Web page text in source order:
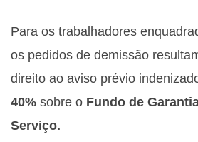
Para os trabalhadores
os pedidos de demissão
direito ao aviso prévio
40% sobre o Fundo de
Serviço.